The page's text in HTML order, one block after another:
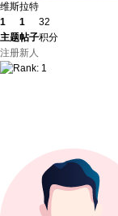
维斯拉特
1
主题
1
帖子
32
积分
注册新人